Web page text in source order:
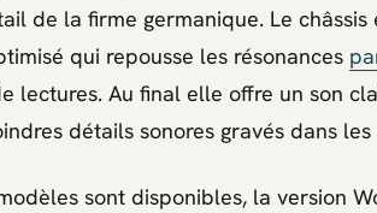
de la firme germanique. Le
qui repousse les résonances
lectures. Au final elle offre un son
détails sonores gravés dans les
sont disponibles, la version